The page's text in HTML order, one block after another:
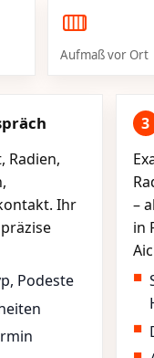
Aufmaß vor Ort
Radien,
Ihr
Podeste
3
–
in